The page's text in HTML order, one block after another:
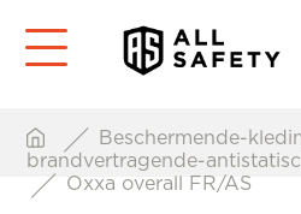
Beschermende-
brandvertragende-
Oxxa overall FR/AS